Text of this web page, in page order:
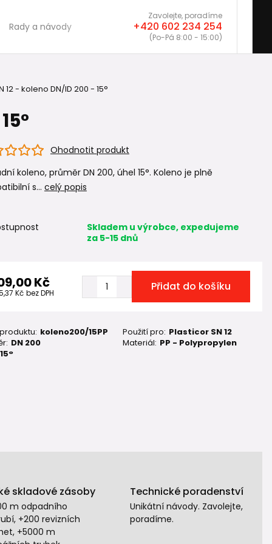
Rady a návody
Zavolejte, poradíme
+420 602 234 254
(Po-Pá 8:00 - 15:00)
12 - koleno DN/ID 200 - 15°
Ohodnotit produkt
koleno, průměr DN 200, úhel 15°. Koleno je plně
s... celý popis
Skladem u výrobce, expedujeme
za 5-15 dnů
Kč
Kč bez DPH Přidat do košíku
koleno200/15PP Použití pro: Plasticor SN 12
DN 200 Materiál: PP - Polypropylen
15°
skladové zásoby
m odpadního
+200 revizních
+5000 m
Technické poradenství
Unikátní návody. Zavolejte,
poradíme.